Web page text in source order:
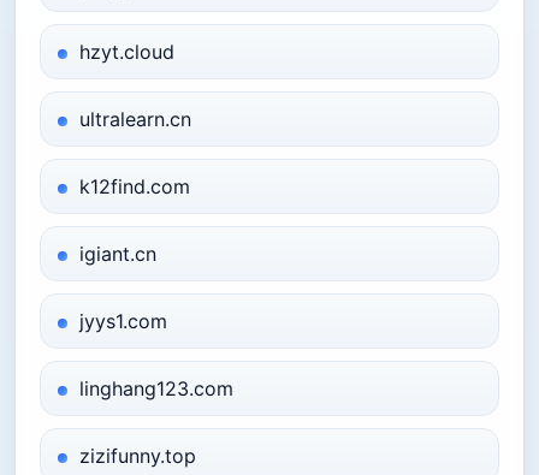
hzyt.cloud
ultralearn.cn
k12find.com
igiant.cn
jyys1.com
linghang123.com
zizifunny.top